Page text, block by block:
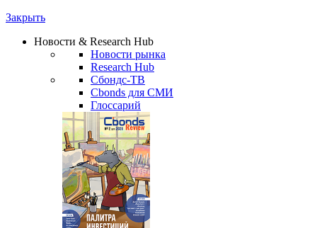
Закрыть
Новости & Research Hub
Новости рынка
Research Hub
Сбондс-ТВ
Cbonds для СМИ
Глоссарий